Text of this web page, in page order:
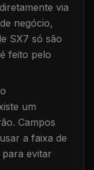
diretamente via
negócio,
SX7 só são
feito pelo
um
Campos
a faixa de
evitar